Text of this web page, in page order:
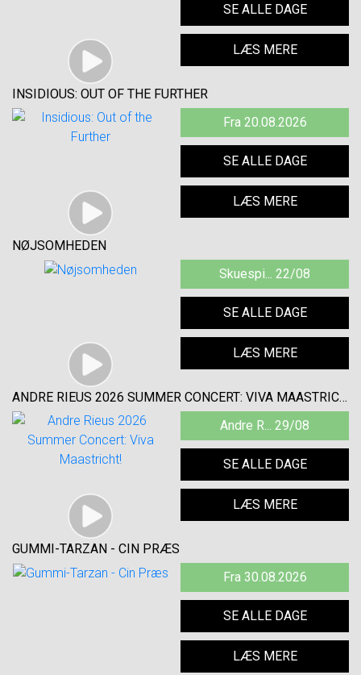
SE ALLE DAGE
LÆS MERE
INSIDIOUS: OUT OF THE FURTHER
Fra 20.08.2026
SE ALLE DAGE
LÆS MERE
NØJSOMHEDEN
Skuespi... 22/08
SE ALLE DAGE
LÆS MERE
ANDRE RIEUS 2026 SUMMER CONCERT: VIVA MAASTRICHT!
Andre R... 29/08
SE ALLE DAGE
LÆS MERE
GUMMI-TARZAN - CIN PRÆS
Fra 30.08.2026
SE ALLE DAGE
LÆS MERE